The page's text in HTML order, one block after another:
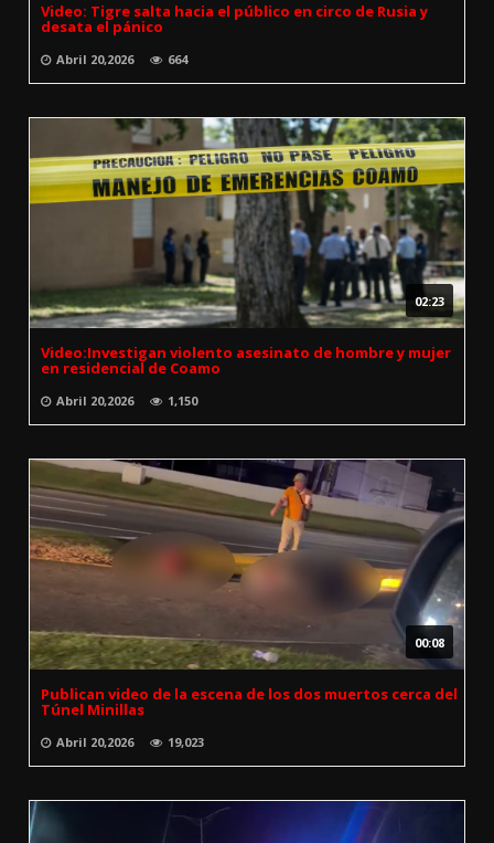
Video: Tigre salta hacia el público en circo de Rusia y
desata el pánico
Abril 20,2026 664
02:23
Video:Investigan violento asesinato de hombre y mujer
en residencial de Coamo
Abril 20,2026 1,150
00:08
Publican video de la escena de los dos muertos cerca del
Túnel Minillas
Abril 20,2026 19,023